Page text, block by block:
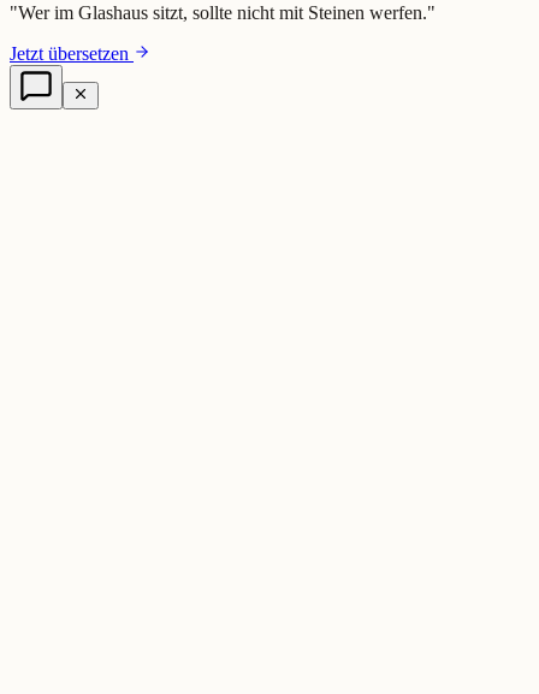
"Wer im Glashaus sitzt, sollte nicht mit Steinen werfen."
Jetzt übersetzen